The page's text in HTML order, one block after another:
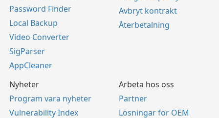
Password Finder
Local Backup
Video Converter
SigParser
AppCleaner
Avbryt kontrakt
Återbetalning
Nyheter
Program vara nyheter
Vulnerability Index
Arbeta hos oss
Partner
Lösningar för OEM